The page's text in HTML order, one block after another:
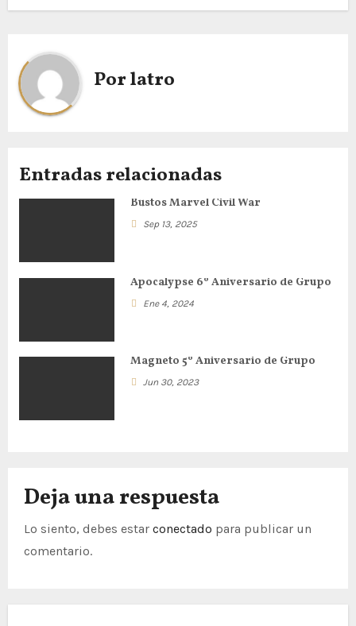
e
g
a
i
n
d
e
t
a
d
a
Porlatro
Entradas relacionadas
Bustos Marvel Civil War
Sep 13, 2025
Apocalypse 6º Aniversario de Grupo
Ene 4, 2024
Magneto 5º Aniversario de Grupo
Jun 30, 2023
Deja una respuesta
Lo siento, debes estarconectado para publicar un
comentario.